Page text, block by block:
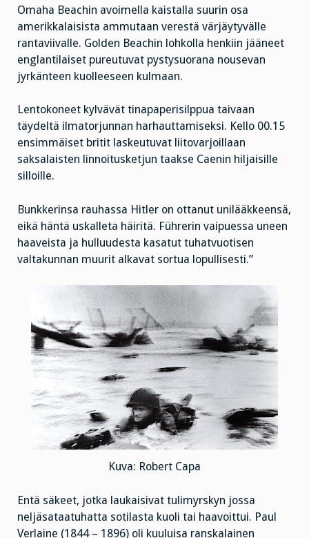
Omaha Beachin avoimella kaistalla suurin osa
amerikkalaisista ammutaan verestä värjäytyvälle
rantaviivalle. Golden Beachin lohkolla henkiin jääneet
englantilaiset pureutuvat pystysuorana nousevan
jyrkänteen kuolleeseen kulmaan.
Lentokoneet kylvävät tinapaperisilppua taivaan
täydeltä ilmatorjunnan harhauttamiseksi. Kello 00.15
ensimmäiset britit laskeutuvat liitovarjoillaan
saksalaisten linnoitusketjun taakse Caenin hiljaisille
silloille.
Bunkkerinsa rauhassa Hitler on ottanut unilääkkeensä,
eikä häntä uskalleta häiritä. Führerin vaipuessa uneen
haaveista ja hulluudesta kasatut tuhatvuotisen
valtakunnan muurit alkavat sortua lopullisesti.”
Kuva: Robert Capa
Entä säkeet, jotka laukaisivat tulimyrskyn jossa
neljäsataatuhatta sotilasta kuoli tai haavoittui. Paul
Verlaine (1844 – 1896) oli kuuluisa ranskalainen